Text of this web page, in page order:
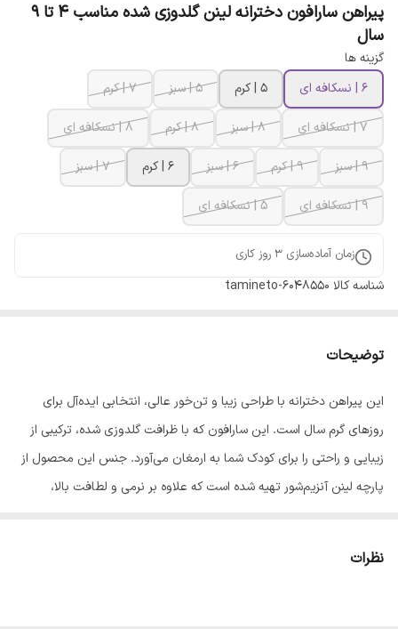
پیراهن سارافون دخترانه لینن گلدوزی شده مناسب 4 تا 9
سال
گزینه ها
۶ | نسکافه ای
۵ | کرم ۵ | سبز ۷ | کرم
۷ | نسکافه ای ۸ | سبز ۸ | کرم ۸ | نسکافه ای
۹ | سبز ۹ | کرم ۶ | سبز ۶ | کرم ۷ | سبز
۹ | نسکافه ای ۵ | نسکافه ای
زمان آماده‌سازی 3 روز کاری
شناسه کالا tamineto-6048550
توضیحات
این پیراهن دخترانه با طراحی زیبا و تن‌خور عالی، انتخابی ایده‌آل برای
روزهای گرم سال است. این سارافون که با ظرافت گلدوزی شده، ترکیبی از
زیبایی و راحتی را برای کودک شما به ارمغان می‌آورد. جنس این محصول از
پارچه لینن آنزیم‌شور تهیه شده است که علاوه بر نرمی و لطافت بالا،
نظرات